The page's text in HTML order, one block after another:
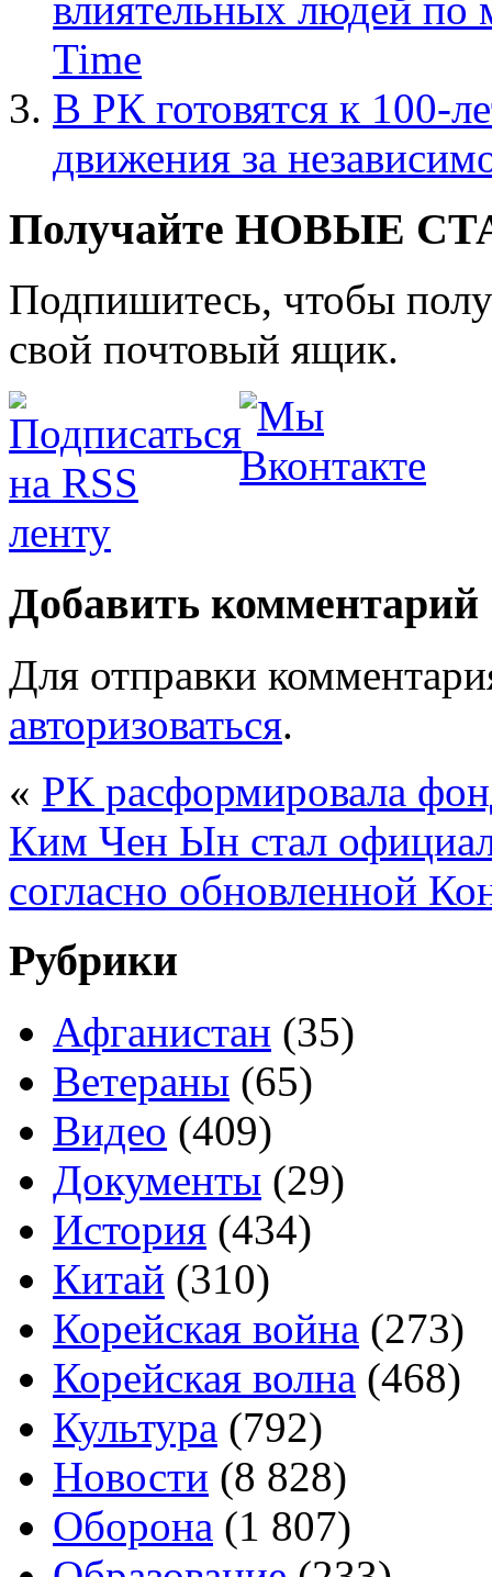
Time
В РК готовятся к 100-
движения за
Получайте НОВЫЕ
Подпишитесь, чтобы
свой почтовый ящик.
Добавить комментарий
Для отправки
авторизоваться.
« РК расформировала
Ким Чен Ын стал
согласно обновленной
Рубрики
Афганистан (35)
Ветераны (65)
Видео (409)
Документы (29)
История (434)
Китай (310)
Корейская война (273)
Корейская волна (468)
Культура (792)
Новости (8 828)
Оборона (1 807)